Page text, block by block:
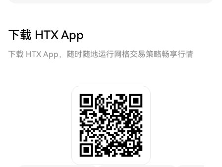
下载 HTX App
下载 HTX App，随时随地运行网格交易策略畅享行情